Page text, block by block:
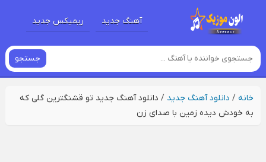
آهنگ جدید ریمیکس جدید
جستجو
خانه/ دانلود آهنگ جدید / دانلود آهنگ جدید تو قشنگترین گلی که
به خودش دیده زمین با صدای زن